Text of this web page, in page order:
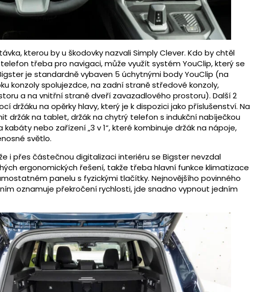
kterou by u škodovky nazvali Simply Clever. Kdo by chtěl
třeba pro navigaci, může využít systém YouClip, který se
je standardně vybaven 5 úchytnými body YouClip (na
konzoly spolujezdce, na zadní straně středové konzoly,
a na vnitřní straně dveří zavazadlového prostoru). Další 2
držáku na opěrky hlavy, který je k dispozici jako příslušenství. Na
držák na tablet, držák na chytrý telefon s indukční nabíječkou
kabáty nebo zařízení „3 v 1“, které kombinuje držák na nápoje,
světlo.
i přes částečnou digitalizaci interiéru se Bigster nevzdal
ergonomických řešení, takže třeba hlavní funkce klimatizace
panelu s fyzickými tlačítky. Nejnovějšího povinného
oznamuje překročení rychlosti, jde snadno vypnout jedním